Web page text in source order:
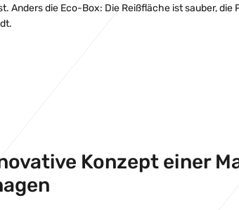
Anders die Eco-Box: Die Reißfläche ist sauber,
Konzept einer